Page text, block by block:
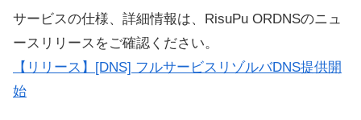
サービスの仕様、詳細情報は、RisuPu ORDNSのニュ
ースリリースをご確認ください。
【リリース】[DNS] フルサービスリゾルバDNS提供開
始